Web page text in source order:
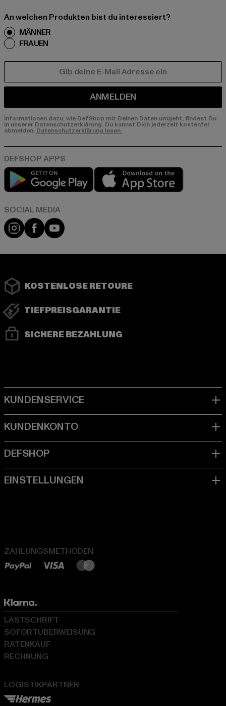
An welchen Produkten bist du interessiert?
MÄNNER
FRAUEN
ANMELDEN
Informationen dazu, wie DefShop mit Deinen Daten umgeht, findest Du
in unserer Datenschutzerklärung. Du kannst Dich jederzeit kostenfei
abmelden. Datenschutzerklärung lesen.
Play market
Instagram
FacebookYouTube
KOSTENLOSE RETOURE
TIEFPREISGARANTIE
SICHERE BEZAHLUNG
ZAHLUNGSMETHODEN
LOGISTIKPARTNER
LASTSCHRIFT
SOFORTÜBERWEISUNG
RATENKAUF
RECHNUNG